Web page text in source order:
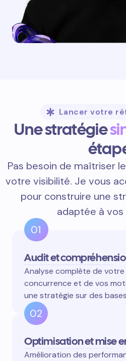
Lancer votre
Une stratégie
Pas besoin de maîtriser
votre visibilité. Je vous
pour construire une
adaptée à
01
Audit et
Analyse complète de
concurrence et de vos
une stratégie sur des
02
Optimisation et mise
Amélioration des